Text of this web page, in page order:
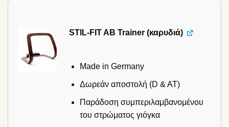
STIL-FIT AB Trainer (καρυδιά)
Made in Germany
Δωρεάν αποστολή (D & AT)
Παράδοση συμπεριλαμβανομένου
του στρώματος γιόγκα